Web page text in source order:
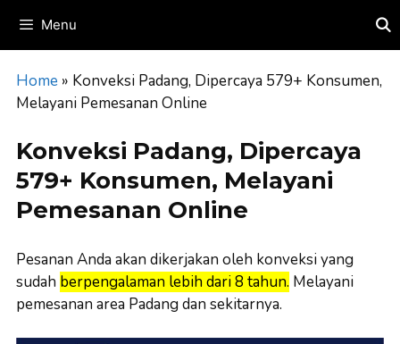
content
Menu
Home » Konveksi Padang, Dipercaya 579+ Konsumen,
Melayani Pemesanan Online
Konveksi Padang, Dipercaya
579+ Konsumen, Melayani
Pemesanan Online
Pesanan Anda akan dikerjakan oleh konveksi yang
sudah berpengalaman lebih dari 8 tahun. Melayani
pemesanan area Padang dan sekitarnya.